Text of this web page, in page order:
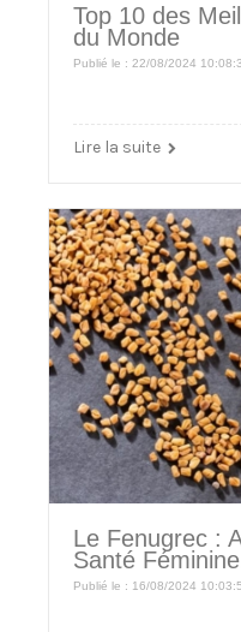
Top 10 des
du Monde
Publié le : 22/08/2024
Lire la suite
Le Fenugrec :
Santé
Publié le : 16/08/2024